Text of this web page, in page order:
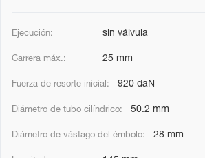
sin válvula
25 mm
920 daN
50.2 mm
28 mm